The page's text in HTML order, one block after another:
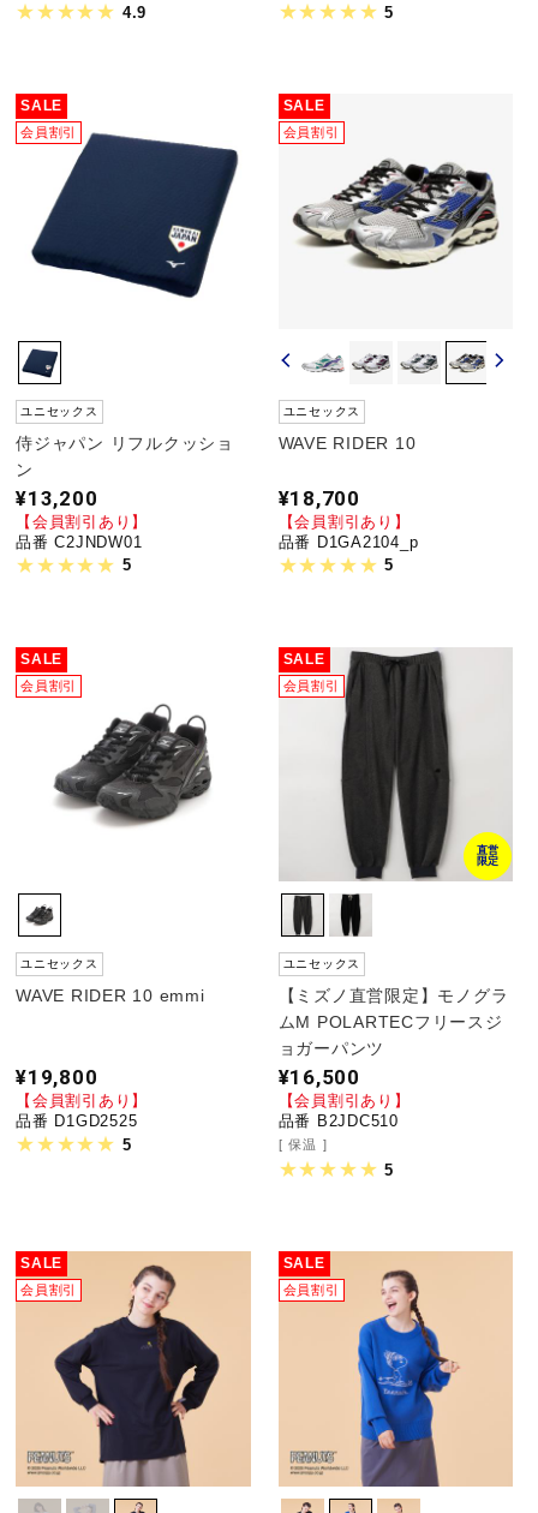
4.9
5
SALE
会員割引
ユニセックス
侍ジャパン リフルクッショ
ン
¥13,200
【会員割引あり】
品番 C2JNDW01
5
SALE
会員割引
ユニセックス
WAVE RIDER 10
¥18,700
【会員割引あり】
品番 D1GA2104_p
5
SALE
会員割引
ユニセックス
WAVE RIDER 10 emmi
¥19,800
【会員割引あり】
品番 D1GD2525
5
SALE
会員割引
直営
限定
ユニセックス
【ミズノ直営限定】モノグラ
ムM POLARTECフリースジ
ョガーパンツ
¥16,500
【会員割引あり】
品番 B2JDC510
保温
5
SALE
会員割引
SALE
会員割引